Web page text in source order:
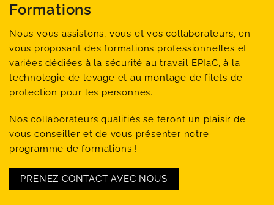
Formations
Nous vous assistons, vous et vos collaborateurs, en
vous proposant des formations professionnelles et
variées dédiées à la sécurité au travail EPIaC, à la
technologie de levage et au montage de filets de
protection pour les personnes.
Nos collaborateurs qualifiés se feront un plaisir de
vous conseiller et de vous présenter notre
programme de formations !
PRENEZ CONTACT AVEC NOUS